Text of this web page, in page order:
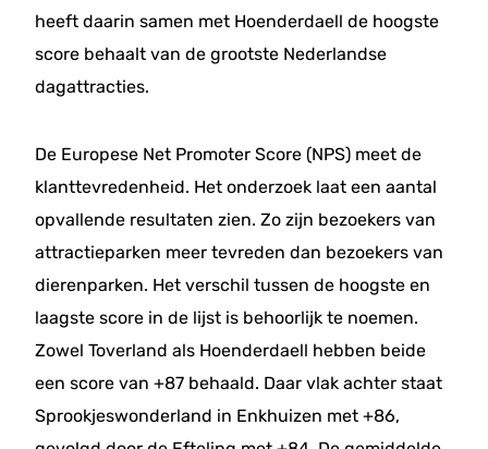
heeft daarin samen met Hoenderdaell de hoogste
score behaalt van de grootste Nederlandse
dagattracties.
De Europese Net Promoter Score (NPS) meet de
klanttevredenheid. Het onderzoek laat een aantal
opvallende resultaten zien. Zo zijn bezoekers van
attractieparken meer tevreden dan bezoekers van
dierenparken. Het verschil tussen de hoogste en
laagste score in de lijst is behoorlijk te noemen.
Zowel Toverland als Hoenderdaell hebben beide
een score van +87 behaald. Daar vlak achter staat
Sprookjeswonderland in Enkhuizen met +86,